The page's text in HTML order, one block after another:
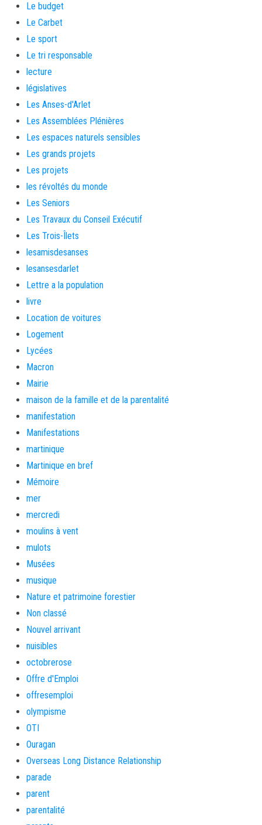
Le budget
Le Carbet
Le sport
Le tri responsable
lecture
législatives
Les Anses-d'Arlet
Les Assemblées Plénières
Les espaces naturels sensibles
Les grands projets
Les projets
les révoltés du monde
Les Seniors
Les Travaux du Conseil Exécutif
Les Trois-Îlets
lesamisdesanses
lesansesdarlet
Lettre a la population
livre
Location de voitures
Logement
Lycées
Macron
Mairie
maison de la famille et de la parentalité
manifestation
Manifestations
martinique
Martinique en bref
Mémoire
mer
mercredi
moulins à vent
mulots
Musées
musique
Nature et patrimoine forestier
Non classé
Nouvel arrivant
nuisibles
octobrerose
Offre d'Emploi
offresemploi
olympisme
OTI
Ouragan
Overseas Long Distance Relationship
parade
parent
parentalité